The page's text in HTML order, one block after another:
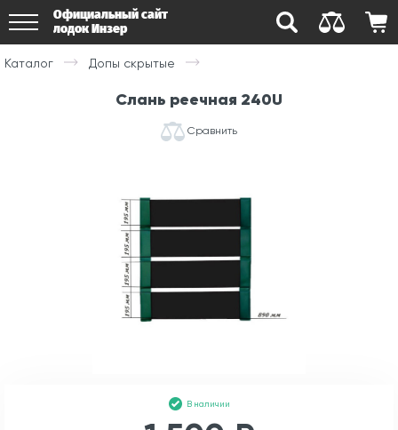
Официальный сайт
лодок Инзер
Каталог Допы скрытые
Слань реечная 240U
Сравнить
В наличии